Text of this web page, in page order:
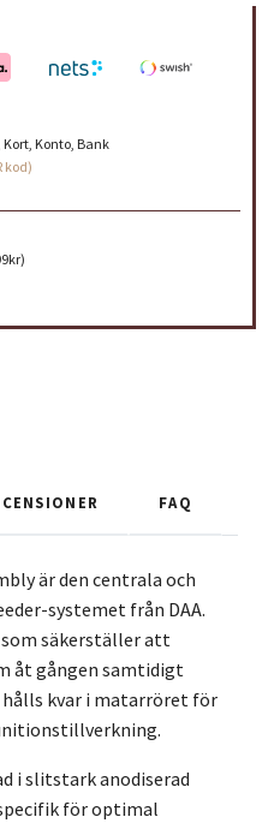
Konto, Bank
kod)
FAQ
är den centrala och
systemet från DAA.
säkerställer att
åt gången samtidigt
kvar i matarröret för
i slitstark anodiserad
för optimal